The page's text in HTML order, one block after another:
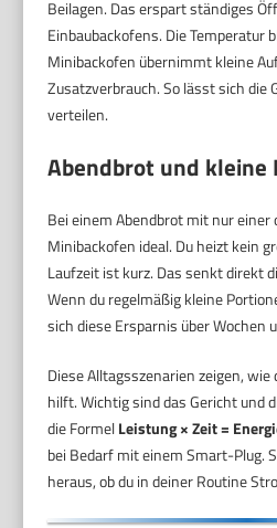
Beilagen. Das erspart ständiges
Einbaubackofens. Die Temperatur
Minibackofen übernimmt kleine
Zusatzverbrauch. So lässt sich
verteilen.
Abendbrot und kleine
Bei einem Abendbrot mit nur
Minibackofen ideal. Du heizt kein
Laufzeit ist kurz. Das senkt direkt
Wenn du regelmäßig kleine
sich diese Ersparnis über Wochen
Diese Alltagsszenarien zeigen,
hilft. Wichtig sind das Gericht und
die FormelLeistung × Zeit =
bei Bedarf mit einem Smart-Plug.
heraus, ob du in deiner Routine